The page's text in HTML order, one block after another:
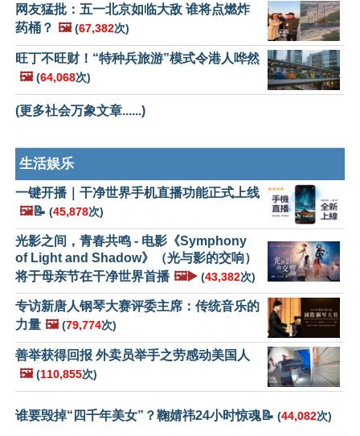
网友猛批：五一北京如临大敌 谁将点燃炸
药桶？ 🖼️ (67,382次)
旺丁不旺财！“特种兵旅游”模式令港人哗然
🖼️ (64,068次)
(更多社会万象文章......)
生活娱乐
一键开播｜干净世界手机直播功能正式上线
🖼️📝 (45,878次)
光影之间，青春共鸣 - 电影《Symphony
of Light and Shadow》（光与影的交响）
将于母亲节在干净世界首播 🖼️▶️ (43,382次)
专访新唐人钢琴大赛评委主席：传统音乐的
力量 🖼️ (79,774次)
善举获得回报 外卖员举手之劳感动美国人
🖼️ (110,855次)
谁要毁掉“四千年美女”？鞠婧祎24小时惊魂📝 (44,082次)